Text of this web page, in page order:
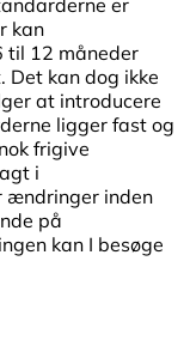
kan
til 12 måneder
kan dog ikke
at introducere
ligger fast og
frigive
i
ændringer inden
på
kan I besøge